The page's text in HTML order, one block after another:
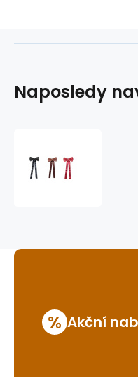
Naposledy
% Akční